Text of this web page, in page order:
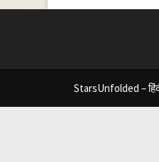
StarsUnfolded –